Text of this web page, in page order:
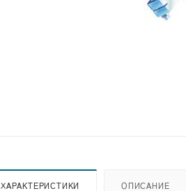
ХАРАКТЕРИСТИКИ ОПИСАНИЕ